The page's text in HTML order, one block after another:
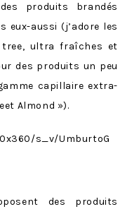
produits brandés
eux-aussi (j’adore les
tree, ultra fraîches et
des produits un peu
capillaire extra-
Almond »).
des produits